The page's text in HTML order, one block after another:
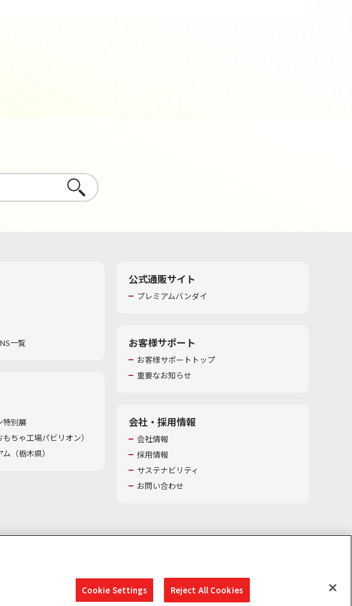
さがす
一覧
特別展
ちゃ工場パビリオン）​
（栃木県）
公式通販サイト
プレミアムバンダイ
お客様サポート
お客様サポートトップ
重要なお知らせ
会社・採用情報
会社情報
採用情報
サステナビリティ
お問い合わせ
Cookie Settings Reject All Cookies